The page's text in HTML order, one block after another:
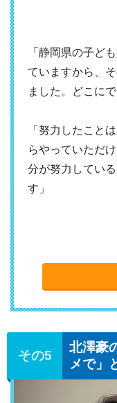
「静岡県の子ど
ていますから、
ました。どこに
「努力したこと
らやっていただ
分が努力してい
す」
北澤豪
メで」